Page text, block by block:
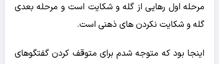
مرحله اول رهایی از گله و شکایت است و مرحله بعدی
گله و شکایت نکردن های ذهنی است.
اینجا بود که متوجه شدم برای متوقف کردن گفتگوهای